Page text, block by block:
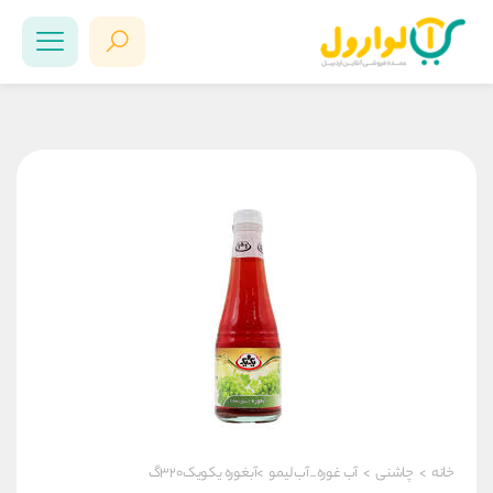
خانه > چاشنی > آب غوره_آب لیمو >آبغوره یکویک۳۲۰گ